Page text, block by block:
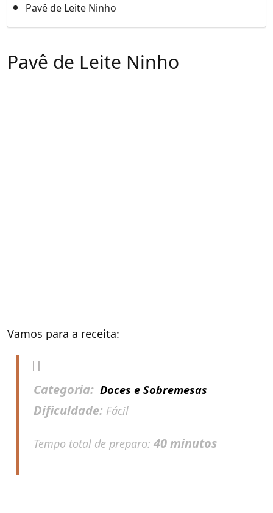
Pavê de Leite Ninho
Pavê de Leite Ninho
Vamos para a receita:
Categoria: Doces e Sobremesas
Dificuldade: Fácil
Tempo total de preparo: 40 minutos